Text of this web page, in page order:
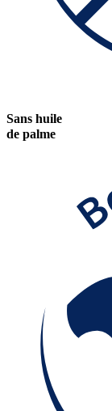
Sans huile
de palme